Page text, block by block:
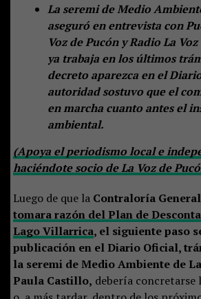
La seremi de Medio
aseguró en entrevista con
Voz de Pucón y Radio La
ya trabaja en los últimos
decreto aparezca en el
autoridad sostuvo que el
en marcha cuanto antes el
ambiental.
(Apoya el periodismo local e
haciéndote socio de La Voz de
Luego de que la Contraloría
tomara razón del Plan de
Lago Villarrica, el siguiente paso
publicación en el Diario Oficial,
la seremi de Medio Ambiente de
Paula Castillo, debería concretarse